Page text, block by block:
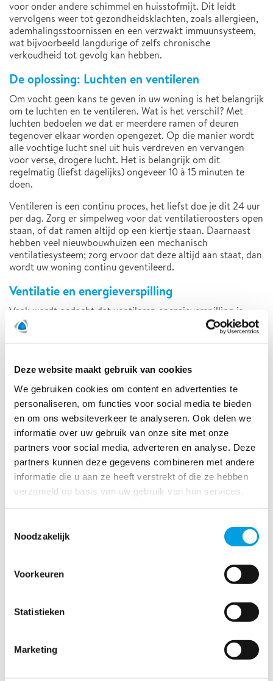
Deze website maakt gebruik van cookies
We gebruiken cookies om content en advertenties te
personaliseren, om functies voor social media te bieden
en om ons websiteverkeer te analyseren. Ook delen we
informatie over uw gebruik van onze site met onze
partners voor social media, adverteren en analyse. Deze
partners kunnen deze gegevens combineren met andere
informatie die u aan ze heeft verstrekt of die ze hebben
verzameld op basis van uw gebruik van hun services.
Noodzakelijk
Voorkeuren
Statistieken
Marketing
voor onder andere schimmel en huisstofmijt. Dit leidt
vervolgens weer tot gezondheidsklachten, zoals allergieën,
ademhalingsstoornissen en een verzwakt immuunsysteem,
wat bijvoorbeeld langdurige of zelfs chronische
verkoudheid tot gevolg kan hebben.
De oplossing: Luchten en ventileren
Om vocht geen kans te geven in uw woning is het belangrijk
om te luchten en te ventileren. Wat is het verschil? Met
luchten bedoelen we dat er meerdere ramen of deuren
tegenover elkaar worden opengezet. Op die manier wordt
alle vochtige lucht snel uit huis verdreven en vervangen
voor verse, drogere lucht. Het is belangrijk om dit
regelmatig (liefst dagelijks) ongeveer 10 à 15 minuten te
doen.
Ventileren is een continu proces, het liefst doe je dit 24 uur
per dag. Zorg er simpelweg voor dat ventilatieroosters open
staan, of dat ramen altijd op een kiertje staan. Daarnaast
hebben veel nieuwbouwhuizen een mechanisch
ventilatiesysteem; zorg ervoor dat deze altijd aan staat, dan
wordt uw woning continu geventileerd.
Ventilatie en energieverspilling
Vaak wordt gedacht dat ventileren energieverspilling is.
Logisch, want door ventileren gaat er inderdaad warmte
verloren. Maar dit is zeker geen verspilling, want ventilatie
is noodzakelijk voor een goed binnenklimaat en je
positief effect of de stookkosten. Droge lucht wordt
namelijk sneller verwarmt dan vochtige lucht, waardoor de
verwarming eerder uit slaat. Overigens neemt warme lucht
meer vocht op dan koude lucht, waardoor het is aan te
raden om te luchten als het warm is in huis, zodat er zoveel
mogelijk vocht het huis uitgevoerd wordt.
De
Gezondere lucht in huis
Schimmel krijgt geen kans